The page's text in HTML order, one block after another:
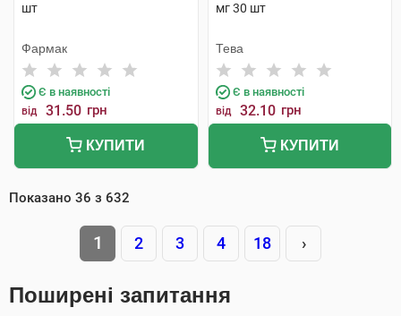
шт
Фармак
Є в наявності
від 31.50 грн
КУПИТИ
мг 30 шт
Тева
Є в наявності
від 32.10 грн
КУПИТИ
Показано 36 з 632
1 2 3 4 18 ›
Поширені запитання